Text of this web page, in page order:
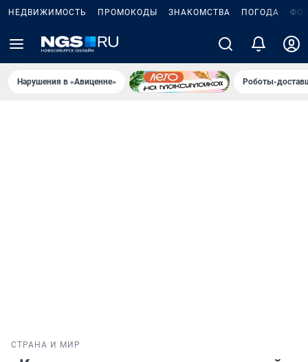
НЕДВИЖИМОСТЬ ПРОМОКОДЫ ЗНАКОМСТВА ПОГОДА
Нарушения в «Авиценне» Роботы-
СТРАНА И МИР